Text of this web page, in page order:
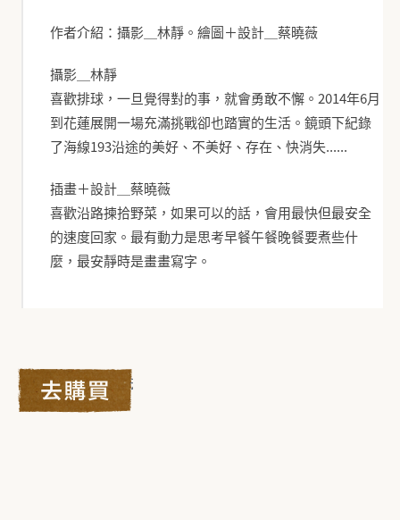
作者介紹：攝影＿林靜。繪圖＋設計＿蔡曉薇
攝影＿林靜
喜歡排球，一旦覺得對的事，就會勇敢不懈。2014年6月
到花蓮展開一場充滿挑戰卻也踏實的生活。鏡頭下紀錄
了海線193沿途的美好、不美好、存在、快消失......
插畫＋設計＿蔡曉薇
喜歡沿路揀拾野菜，如果可以的話，會用最快但最安全
的速度回家。最有動力是思考早餐午餐晚餐要煮些什
麼，最安靜時是畫畫寫字。
去購買